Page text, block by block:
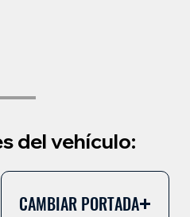
CAMBIAR PORTADA
del vehículo: